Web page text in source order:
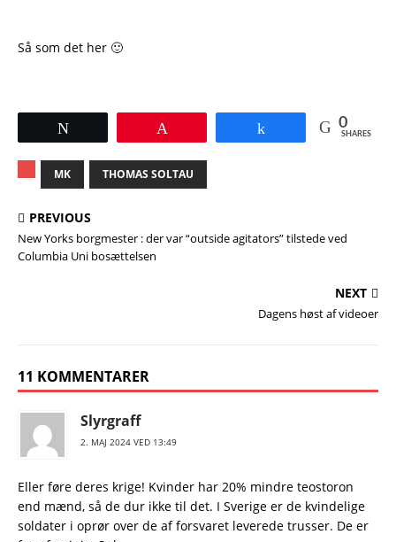
Så som det her 🙂
0
SHARES
MK THOMAS SOLTAU
PREVIOUS
New Yorks borgmester : der var “outside agitators” tilstede ved
Columbia Uni bosættelsen
NEXT
Dagens høst af videoer
11 KOMMENTARER
Slyrgraff
2. MAJ 2024 VED 13:49
Eller føre deres krige! Kvinder har 20% mindre teostoron
end mænd, så de dur ikke til det. I Sverige er de kvindelige
soldater i oprør over de af forsvaret leverede trusser. De er